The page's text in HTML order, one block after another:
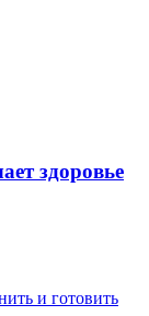
здоровье
и готовить